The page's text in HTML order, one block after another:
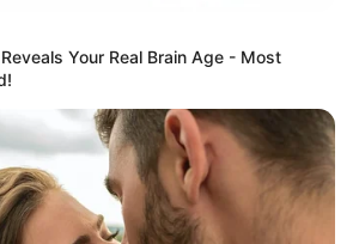
BOKT əməkdaşları
0
Your Real Brain Age - Most